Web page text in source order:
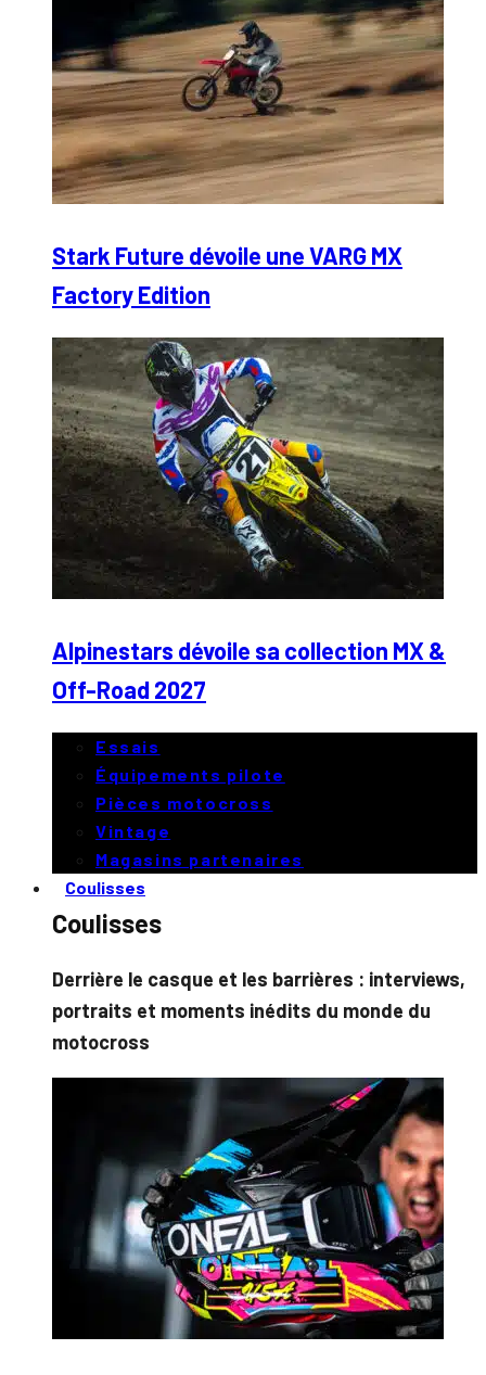
Stark Future dévoile une VARG MX
Factory Edition
Alpinestars dévoile sa collection MX &
Off-Road 2027
Essais
Équipements pilote
Pièces motocross
Vintage
Magasins partenaires
Coulisses
Coulisses
Derrière le casque et les barrières : interviews,
portraits et moments inédits du monde du
motocross